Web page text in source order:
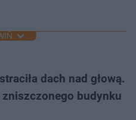
dach nad głową.
budynku